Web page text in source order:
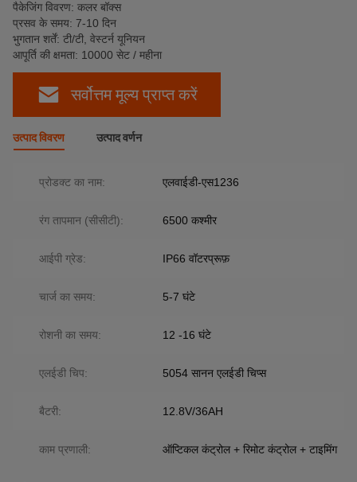
पैकेजिंग विवरण: कलर बॉक्स
प्रसव के समय: 7-10 दिन
भुगतान शर्तें: टी/टी, वेस्टर्न यूनियन
आपूर्ति की क्षमता: 10000 सेट / महीना
सर्वोत्तम मूल्य प्राप्त करें
उत्पाद विवरण उत्पाद वर्णन
प्रोडक्ट का नाम: एलवाईडी-एस1236
रंग तापमान (सीसीटी): 6500 कश्मीर
आईपी ​​​​ग्रेड: IP66 वॉटरप्रूफ़
चार्ज का समय: 5-7 घंटे
रोशनी का समय: 12 -16 घंटे
एलईडी चिप: 5054 सानन एलईडी चिप्स
बैटरी: 12.8V/36AH
काम प्रणाली: ऑप्टिकल कंट्रोल + रिमोट कंट्रोल + टाइमिंग